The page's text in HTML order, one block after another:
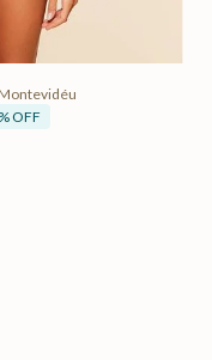
sacola
OFF